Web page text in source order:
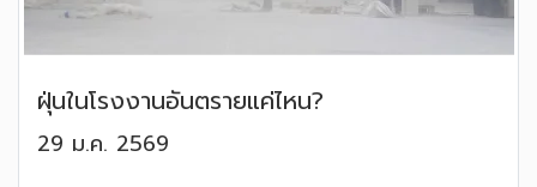
ฝุ่นในโรงงานอันตรายแค่ไหน?
29 ม.ค. 2569